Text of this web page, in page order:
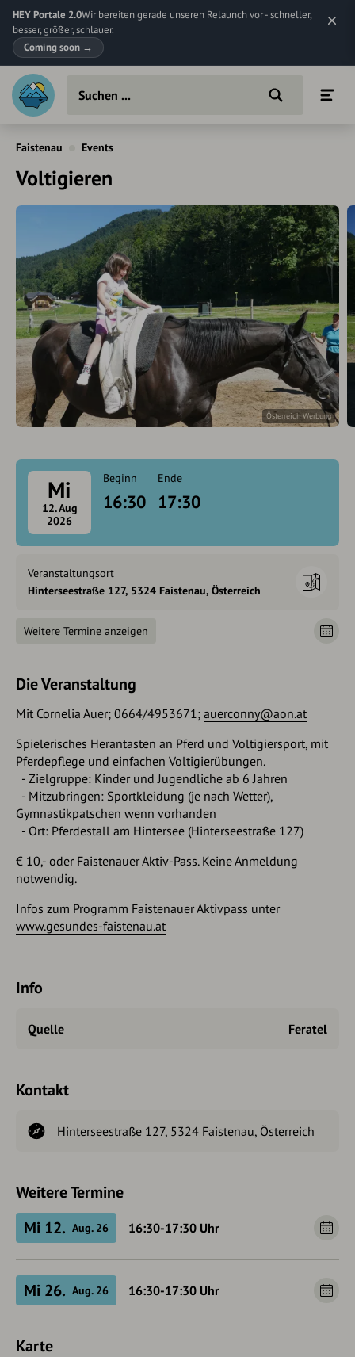
HEY Portale 2.0Wir bereiten gerade unseren Relaunch vor - schneller,
besser, größer, schlauer.
Coming soon →
Faistenau Events
Voltigieren
Österreich Werbung
Mi
12. Aug
2026
Beginn
16:30
Ende
17:30
Veranstaltungsort
Hinterseestraße 127, 5324 Faistenau, Österreich
Weitere Termine anzeigen
Die Veranstaltung
Mit Cornelia Auer; 0664/4953671; auerconny@aon.at
Spielerisches Herantasten an Pferd und Voltigiersport, mit
Pferdepflege und einfachen Voltigierübungen.
- Zielgruppe: Kinder und Jugendliche ab 6 Jahren
- Mitzubringen: Sportkleidung (je nach Wetter),
Gymnastikpatschen wenn vorhanden
- Ort: Pferdestall am Hintersee (Hinterseestraße 127)
€ 10,- oder Faistenauer Aktiv-Pass. Keine Anmeldung
notwendig.
Infos zum Programm Faistenauer Aktivpass unter
www.gesundes-faistenau.at
Info
Quelle Feratel
Kontakt
Hinterseestraße 127, 5324 Faistenau, Österreich
Weitere Termine
Mi 12. Aug. 26 16:30-17:30 Uhr
Mi 26. Aug. 26 16:30-17:30 Uhr
Karte